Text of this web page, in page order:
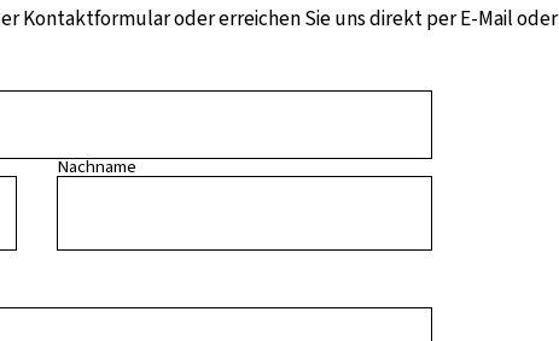
Kontaktformular oder erreichen Sie uns direkt per E-Mail oder
Nachname